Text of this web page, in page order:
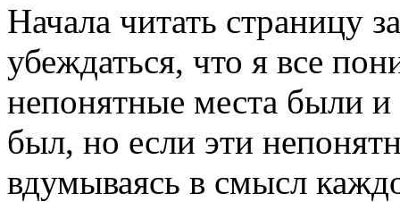
Начала читать страницу
убеждаться, что я все
непонятные места были и
был, но если эти
вдумываясь в смысл